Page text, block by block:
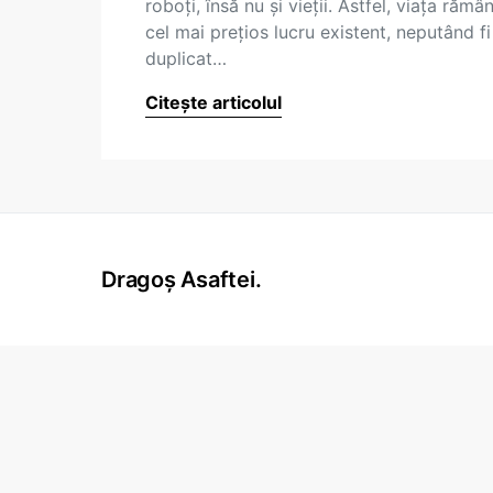
roboţi, însă nu şi vieţii. Astfel, viaţa
cel mai preţios lucru existent, neputând fi
duplicat…
Citește articolul
Dragoș Asaftei.